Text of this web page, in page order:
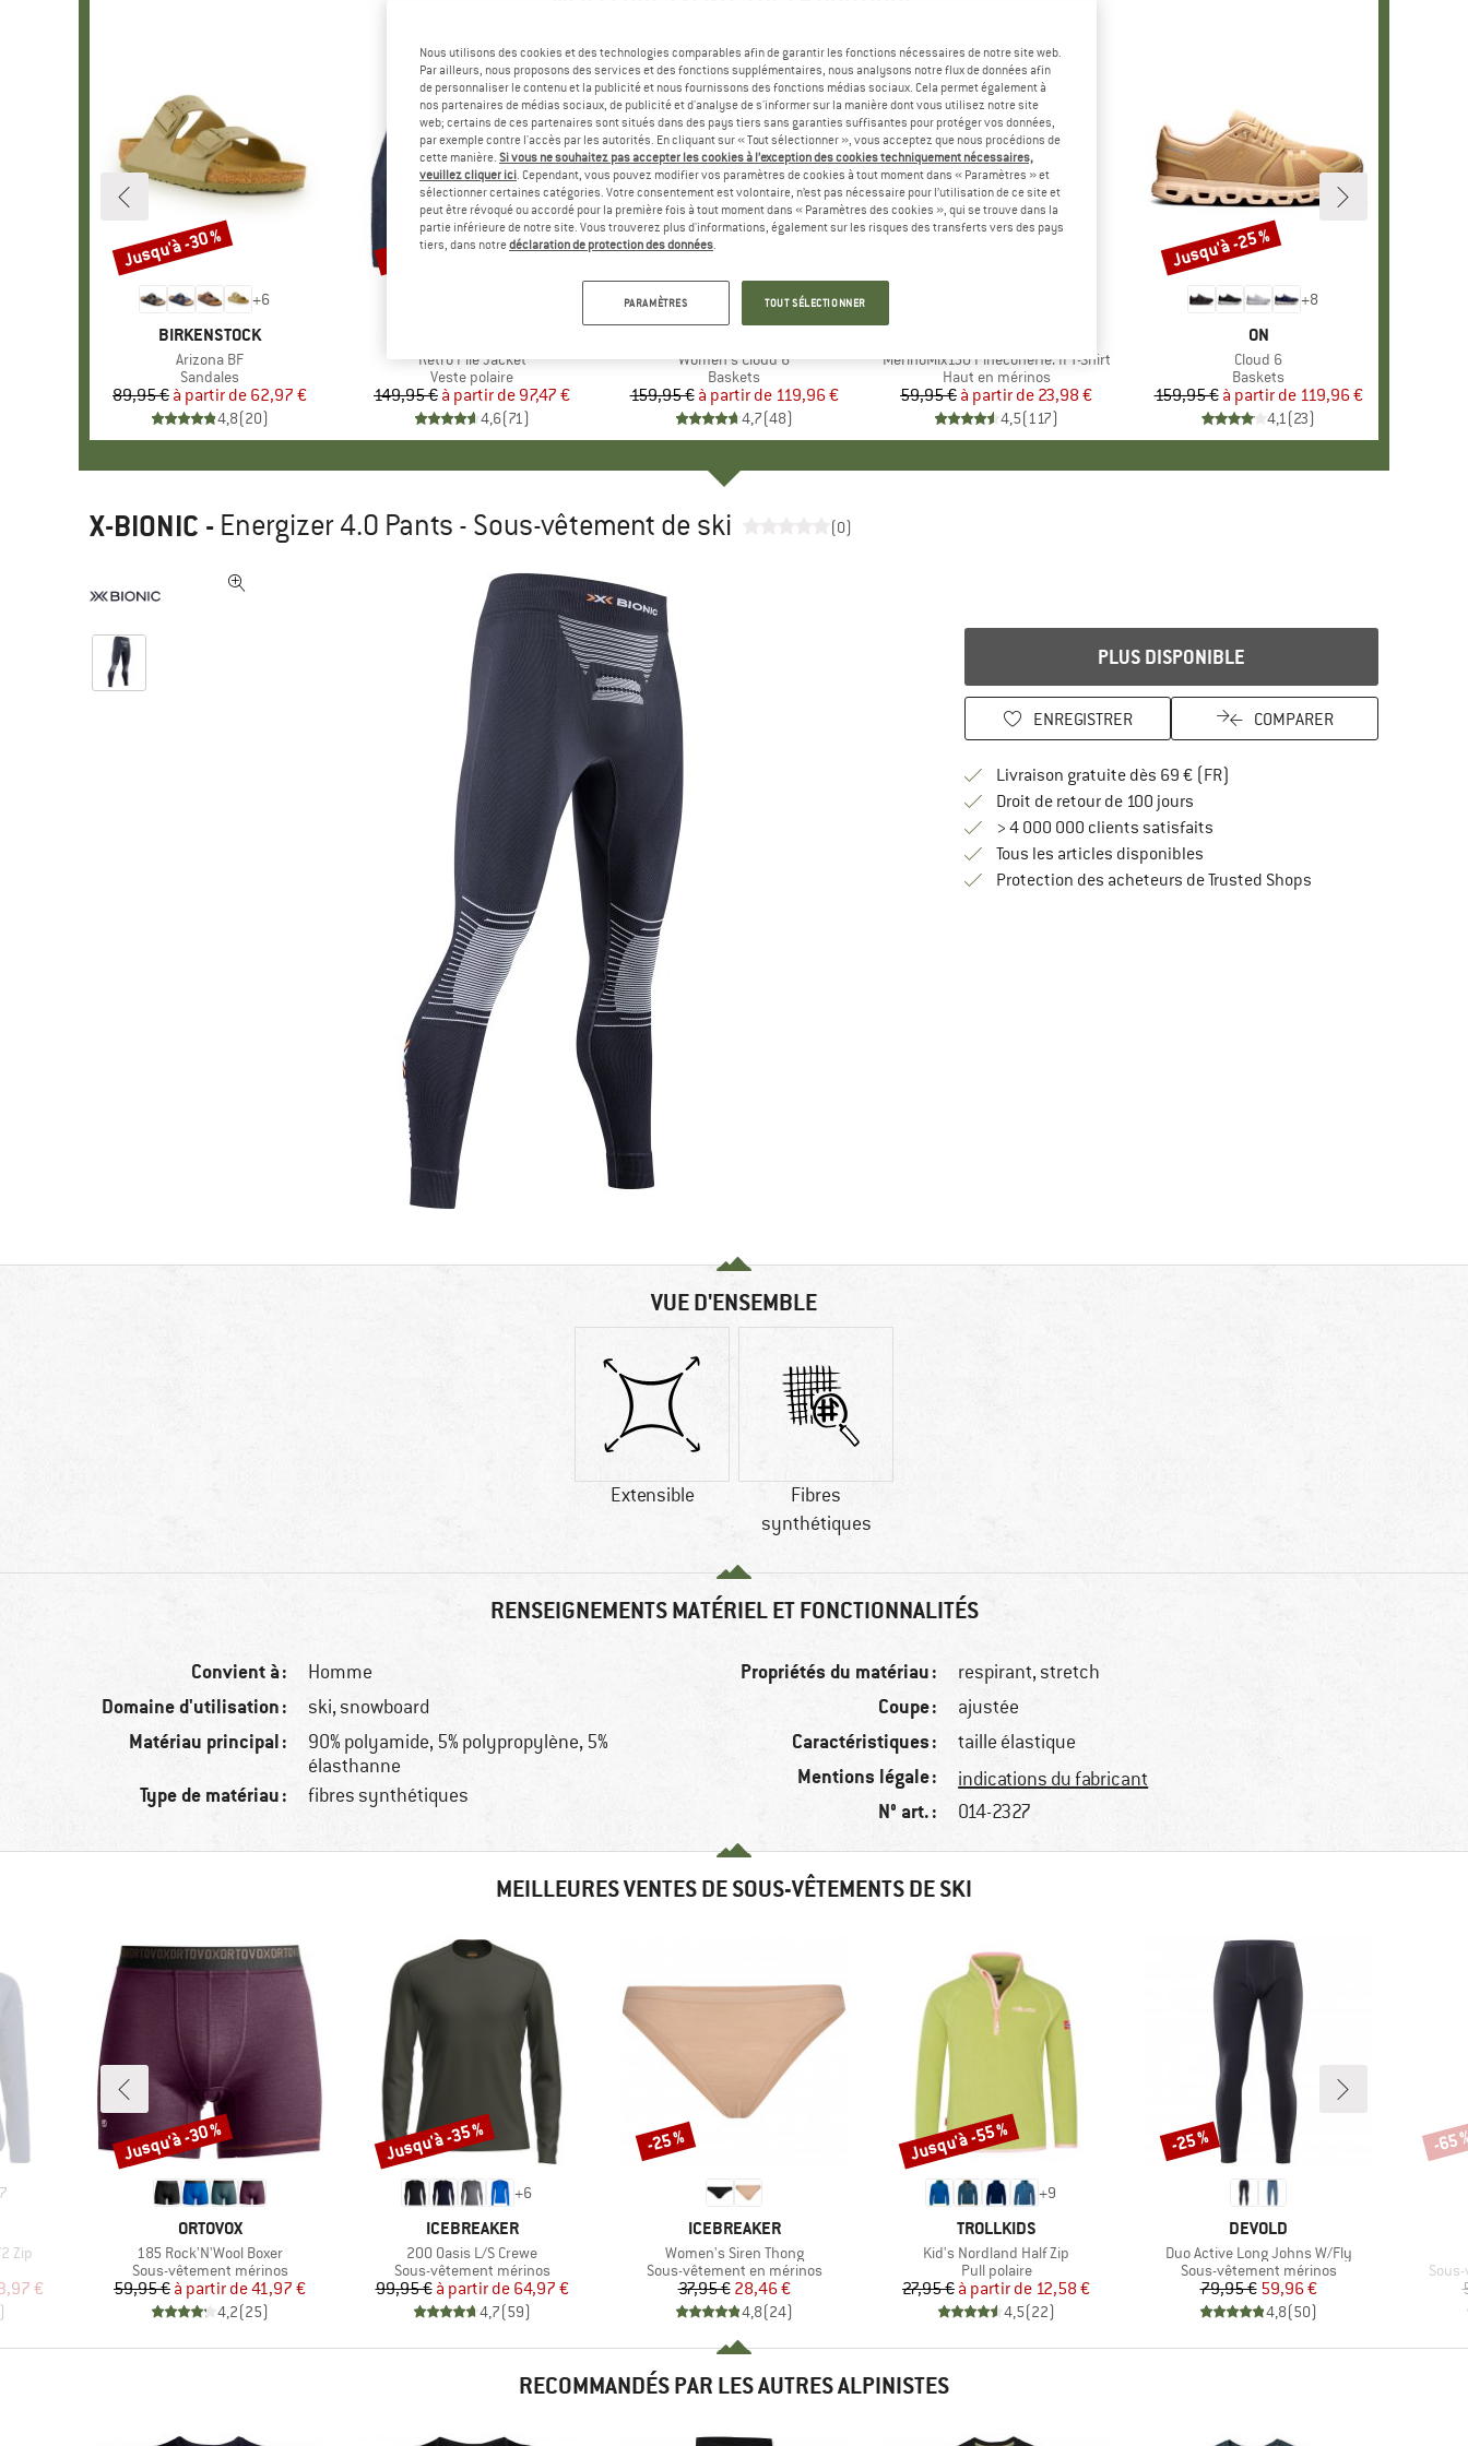
+6
MARQUE
BIRKENSTOCK
Article
Arizona BF
Product group
Sandales
Prix
89,95 € Prix réduit
à partir de 62,97 €
4,8(20)
Remise
Jusqu'à -30 %
Article
Retro Pile Jacket
Product group
Veste polaire
Prix
149,95 € Prix réduit
à partir de 97,47 €
4,6(71)
Remise
Jusqu'à -35 %
+9
Article
Women's Cloud 6
Product group
Baskets
Prix
159,95 € Prix réduit
à partir de 119,96 €
4,7(48)
Remise
Jusqu'à -25 %
Article
MerinoMix150 PineconeHe. II T-Shirt
Product group
Haut en mérinos
Prix
59,95 € Prix réduit
à partir de 23,98 €
4,5(117)
Jusqu'à -60 %
+8
MARQUE
ON
Article
Cloud 6
Product group
Baskets
Prix
159,95 € Prix réduit
à partir de 119,96 €
4,1(23)
Remise
Jusqu'à -25 %
X-BIONIC - Energizer 4.0 Pants - Sous-vêtement de ski (0)
PLUS DISPONIBLE
ENREGISTRER COMPARER
Livraison gratuite dès 69 € (FR)
Droit de retour de 100 joursTrouve les informations de
> 4 000 000 clients satisfaits
Tous les articles disponibles
Protection des acheteurs de Trusted ShopsTrouve toutes les
VUE D'ENSEMBLE
Extensible
Fibres
synthétiques
RENSEIGNEMENTS MATÉRIEL ET FONCTIONNALITÉS
Convient à : Homme
Domaine d'utilisation : ski, snowboard
Matériau principal :
90% polyamide, 5% polypropylène, 5%
élasthanne
Type de matériau : fibres synthétiques
Propriétés du matériau : respirant, stretch
Coupe : ajustée
Caractéristiques : taille élastique
Mentions légale : indications du fabricant
N° art. : 014-2327
MEILLEURES VENTES DE SOUS-VÊTEMENTS DE SKI
7
Zip
€
MARQUE
ORTOVOX
Article
185 Rock'N'Wool Boxer
Product group
Sous-vêtement mérinos
Prix
59,95 € Prix réduit
à partir de41,97 €
4,2(25)
Remise
Jusqu'à -30 %
+6
MARQUE
ICEBREAKER
Article
200 Oasis L/S Crewe
Product group
Sous-vêtement mérinos
Prix
99,95 € Prix réduit
à partir de 64,97 €
4,7(59)
Remise
Jusqu'à -35 %
MARQUE
ICEBREAKER
Article
Women's Siren Thong
Product group
Sous-vêtement en mérinos
Prix
37,95 € Prix réduit
28,46 €
4,8(24)
Remise
-25 %
+9
MARQUE
TROLLKIDS
Article
Kid's Nordland Half Zip
Product group
Pull polaire
Prix
27,95 € Prix réduit
à partir de 12,58 €
4,5(22)
Remise
Jusqu'à -55 %
MARQUE
DEVOLD
Article
Duo Active Long Johns W/Fly
Product group
Sous-vêtement mérinos
Prix
79,95 €Prix réduit
59,96 €
4,8(50)
Remise
-25 % -65
RECOMMANDÉS PAR LES AUTRES ALPINISTES
Nous utilisons des cookies et des technologies comparables afin de garantir les fonctions nécessaires de notre site web.
Par ailleurs, nous proposons des services et des fonctions supplémentaires, nous analysons notre flux de données afin
de personnaliser le contenu et la publicité et nous fournissons des fonctions médias sociaux. Cela permet également à
nos partenaires de médias sociaux, de publicité et d'analyse de s'informer sur la manière dont vous utilisez notre site
web; certains de ces partenaires sont situés dans des pays tiers sans garanties suffisantes pour protéger vos données,
par exemple contre l'accès par les autorités. En cliquant sur « Tout sélectionner », vous acceptez que nous procédions de
cette manière. Si vous ne souhaitez pas accepter les cookies à l’exception des cookies techniquement nécessaires,
veuillez cliquer ici. Cependant, vous pouvez modifier vos paramètres de cookies à tout moment dans « Paramètres » et
sélectionner certaines catégories. Votre consentement est volontaire, n’est pas nécessaire pour l’utilisation de ce site et
peut être révoqué ou accordé pour la première fois à tout moment dans « Paramètres des cookies », qui se trouve dans la
partie inférieure de notre site. Vous trouverez plus d'informations, également sur les risques des transferts vers des pays
tiers, dans notredéclaration de protection des données.
PARAMÈTRES TOUT SÉLECTIONNER